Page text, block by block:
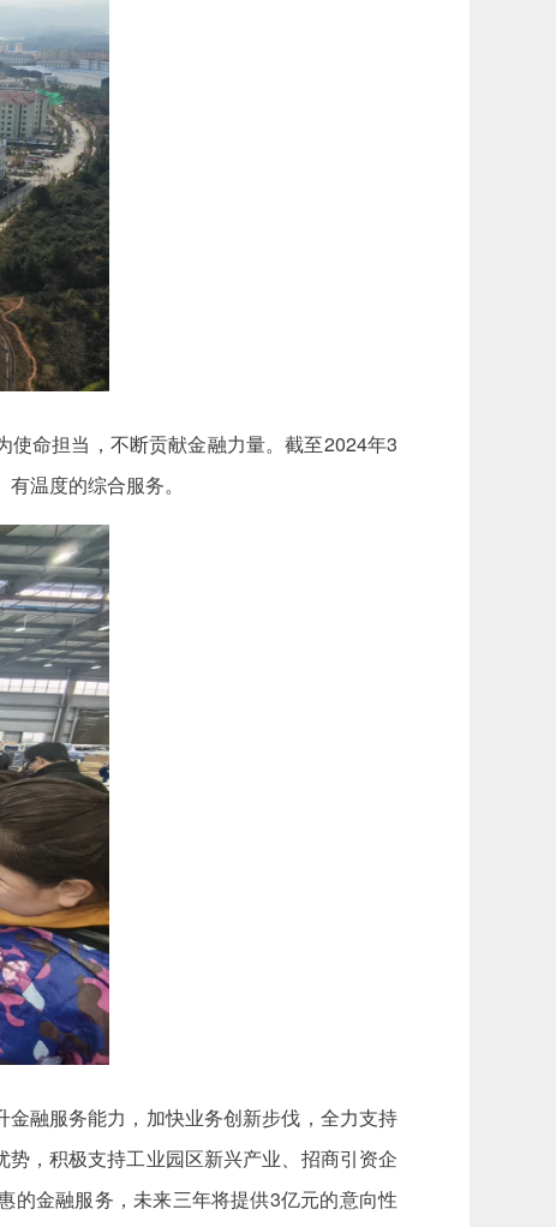
命担当，不断贡献金融力量。截至2024年3
温度的综合服务。
融服务能力，加快业务创新步伐，全力支持
，积极支持工业园区新兴产业、招商引资企
的金融服务，未来三年将提供3亿元的意向性